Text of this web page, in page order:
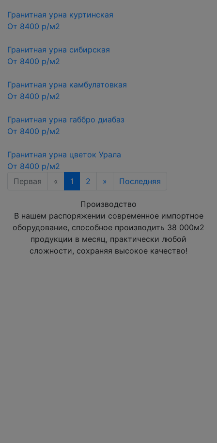
Гранитная урна куртинская
От 8400 р/м2
Гранитная урна сибирская
От 8400 р/м2
Гранитная урна камбулатовкая
От 8400 р/м2
Гранитная урна габбро диабаз
От 8400 р/м2
Гранитная урна цветок Урала
От 8400 р/м2
Первая
« 1 2 » Последняя
Производство
В нашем распоряжении современное импортное
оборудование, способное производить 38 000м2
продукции в месяц, практически любой
сложности, сохраняя высокое качество!